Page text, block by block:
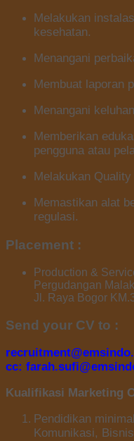
Melakukan
kesehatan.
Menangani
Membuat laporan
Menangani
Memberikan
pengguna atau
Melakukan
Memastikan alat
regulasi.
Placement :
Production &
Pergudangan
Jl. Raya Bogor
Send your CV to :
cc:
Kualifikasi Marketing
Pendidikan
Komunikasi,